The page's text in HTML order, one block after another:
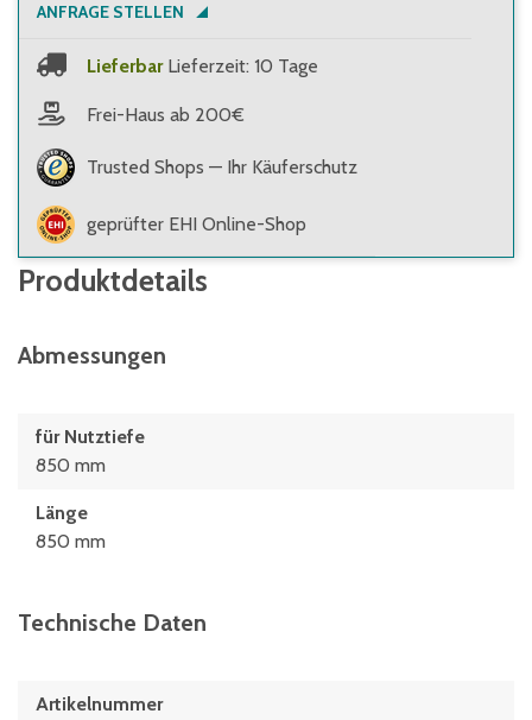
ANFRAGE STELLEN
Lieferbar Lieferzeit: 10 Tage
Frei-Haus ab 200€
Trusted Shops — Ihr Käuferschutz
geprüfter EHI Online-Shop
Produktdetails
Abmessungen
für Nutztiefe
850 mm
Länge
850 mm
Technische Daten
Artikelnummer